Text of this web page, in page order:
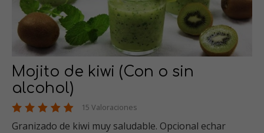
Mojito de kiwi (Con o sin
alcohol)
15 Valoraciones
Granizado de kiwi muy saludable. Opcional echar